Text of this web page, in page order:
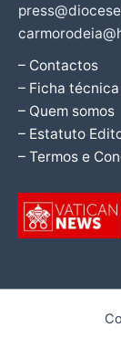
– Contactos
– Ficha técnica
– Quem somos
– Estatuto
– Termos e